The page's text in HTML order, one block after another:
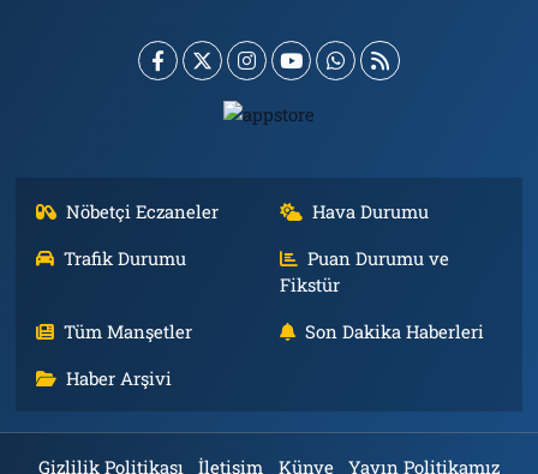
Nöbetçi Eczaneler
Hava Durumu
Trafik Durumu
Puan Durumu ve
Fikstür
Tüm Manşetler
Son Dakika Haberleri
Haber Arşivi
Gizlilik Politikası İletişim Künye Yayın Politikamız